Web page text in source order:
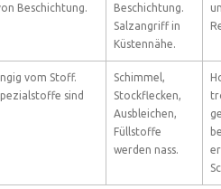
Beschichtung.
Beschichtung.
Salzangriff in
Küstennähe.
vom Stoff.
sind
Schimmel,
Stockflecken,
Ausbleichen,
Füllstoffe
werden nass.